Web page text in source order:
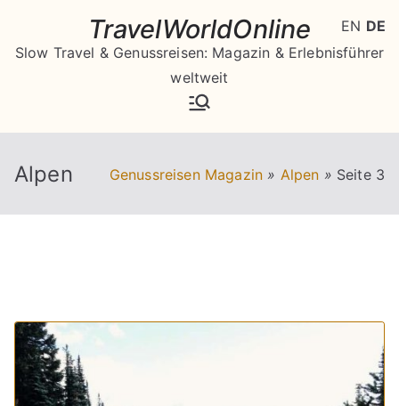
springen
TravelWorldOnline
Slow Travel & Genussreisen: Magazin & Erlebnisführer
weltweit
Alpen Genussreisen Magazin » Alpen » Seite 3
EN DE